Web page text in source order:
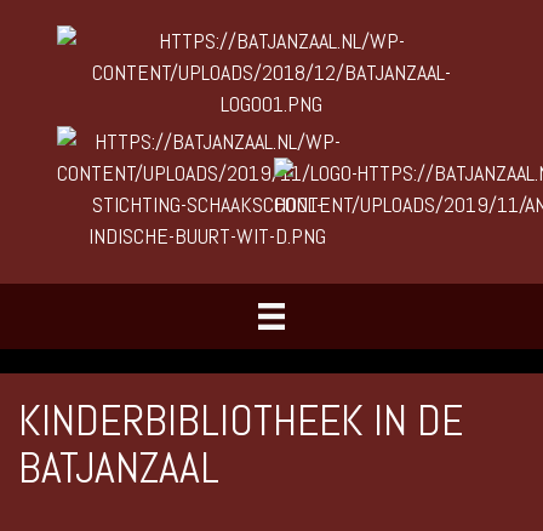
KINDERBIBLIOTHEEK IN DE
BATJANZAAL